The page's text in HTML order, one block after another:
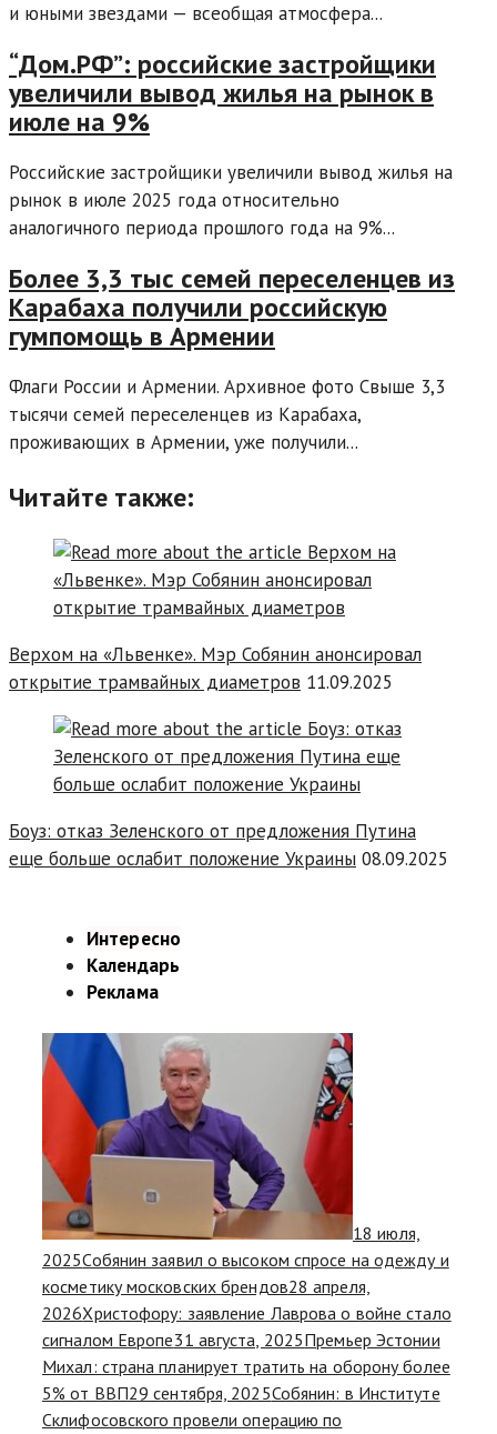
и юными звездами — всеобщая атмосфера...
“Дом.РФ”: российские застройщики
увеличили вывод жилья на рынок в
июле на 9%
Российские застройщики увеличили вывод жилья на
рынок в июле 2025 года относительно
аналогичного периода прошлого года на 9%...
Более 3,3 тыс семей переселенцев из
Карабаха получили российскую
гумпомощь в Армении
Флаги России и Армении. Архивное фото Свыше 3,3
тысячи семей переселенцев из Карабаха,
проживающих в Армении, уже получили...
Читайте также:
Верхом на «Львенке». Мэр Собянин анонсировал
открытие трамвайных диаметров 11.09.2025
Боуз: отказ Зеленского от предложения Путина
еще больше ослабит положение Украины 08.09.2025
Интересно
Календарь
Реклама
18 июля,
2025Собянин заявил о высоком спросе на одежду и
косметику московских брендов28 апреля,
2026Христофору: заявление Лаврова о войне стало
сигналом Европе31 августа, 2025Премьер Эстонии
Михал: страна планирует тратить на оборону более
5% от ВВП29 сентября, 2025Собянин: в Институте
Склифосовского провели операцию по